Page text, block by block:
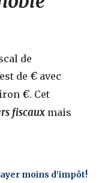
de
de€ avec
€. Cet
fiscaux mais
moins d’impôt!